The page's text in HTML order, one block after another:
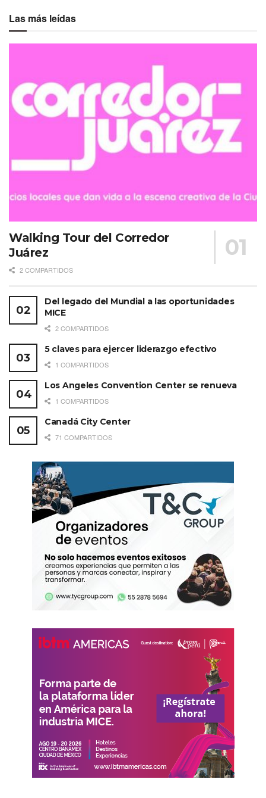
Las más leídas
Walking Tour del Corredor
Juárez
2 COMPARTIDOS
Del legado del Mundial a las oportunidades
MICE
2 COMPARTIDOS
5 claves para ejercer liderazgo efectivo
1 COMPARTIDOS
Los Angeles Convention Center se renueva
1 COMPARTIDOS
Canadá City Center
71 COMPARTIDOS